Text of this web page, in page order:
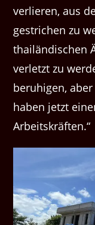
verlieren, aus
gestrichen zu
thailändischen
verletzt zu
beruhigen,
haben jetzt
Arbeitskräften.“